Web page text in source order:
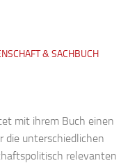
& SACHBUCH
mit ihrem Buch einen
die unterschiedlichen
relevanten